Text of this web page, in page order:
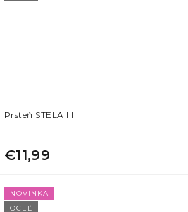
Prsteň STELA III
€11,99
NOVINKA
OCEĽ